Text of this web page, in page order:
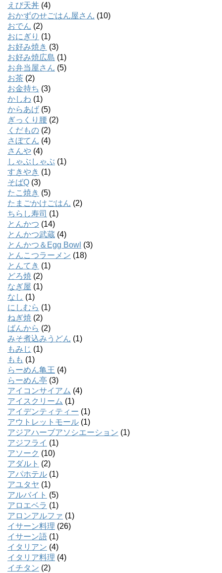
えび天丼 (4)
おかずのせごはん屋さん (10)
おでん (2)
おにぎり (1)
お好み焼き (3)
お好み焼広島 (1)
お弁当屋さん (5)
お茶 (2)
お金持ち (3)
かしわ (1)
からあげ (5)
ぎっくり腰 (2)
くだもの (2)
さぼてん (4)
さんや (4)
しゃぶしゃぶ (1)
すきやき (1)
そばQ (3)
たこ焼き (5)
たまごかけごはん (2)
ちらし寿司 (1)
とんかつ (14)
とんかつ武蔵 (4)
とんかつ＆Egg Bowl (3)
とんこつラーメン (18)
とんてき (1)
どろ焼 (2)
なぎ屋 (1)
なし (1)
にしむら (1)
ねぎ焼 (2)
ばんから (2)
みそ煮込みうどん (1)
もみじ (1)
もも (1)
らーめん亀王 (4)
らーめん亭 (3)
アイコンサイアム (4)
アイスクリーム (1)
アイデンティティー (1)
アウトレットモール (1)
アジアハーブアソシエーション (1)
アジフライ (1)
アソーク (10)
アダルト (2)
アパホテル (1)
アユタヤ (1)
アルバイト (5)
アロエベラ (1)
アロンアルファ (1)
イサーン料理 (26)
イサーン語 (1)
イタリアン (4)
イタリア料理 (4)
イチタン (2)